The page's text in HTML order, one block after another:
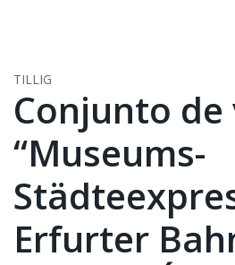
TILLIG
Conjunto de
“Museums-
Erfurter